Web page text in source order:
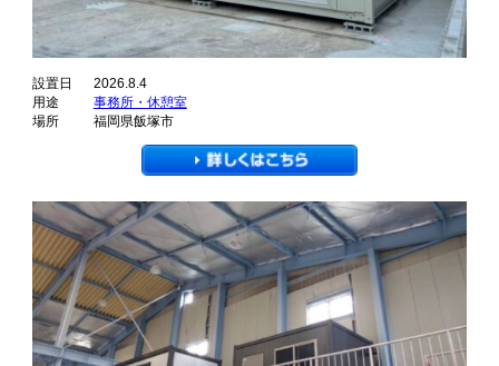
設置日
2026.8.4
用途
事務所・休憩室
場所
福岡県飯塚市